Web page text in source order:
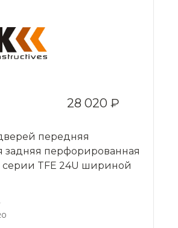
28 020 ₽
передняя
задняя перфорированная
TFE 24U шириной